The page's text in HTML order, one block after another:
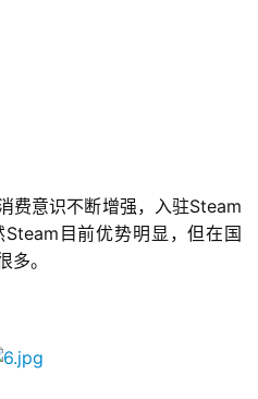
费意识不断增强，入驻Steam
Steam 目前优势明显，但在国
多。